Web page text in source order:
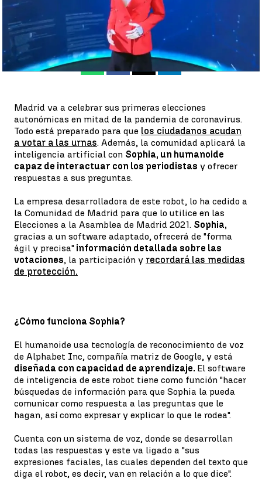
Rosario Miñano
Publicado:
03 de mayo de 2021, 17:47
Whatsapp
Facebook
X Linkedin
Madrid va a celebrar sus primeras elecciones
autonómicas en mitad de la pandemia de coronavirus.
Todo está preparado para que los ciudadanos acudan
a votar a las urnas. Además, la comunidad aplicará la
inteligencia artificial con Sophia, un humanoide
capaz de interactuar con los periodistas y ofrecer
respuestas a sus preguntas.
La empresa desarrolladora de este robot, lo ha cedido a
la Comunidad de Madrid para que lo utilice en las
Elecciones a la Asamblea de Madrid 2021. Sophia,
gracias a un software adaptado, ofrecerá de "forma
ágil y precisa" información detallada sobre las
votaciones, la participación y recordará las medidas
de protección.
¿Cómo funciona Sophia?
El humanoide usa tecnología de reconocimiento de voz
de Alphabet Inc, compañía matriz de Google, y está
diseñada con capacidad de aprendizaje. El software
de inteligencia de este robot tiene como función "hacer
búsquedas de información para que Sophia la pueda
comunicar como respuesta a las preguntas que le
hagan, así como expresar y explicar lo que le rodea".
Cuenta con un sistema de voz, donde se desarrollan
todas las respuestas y este va ligado a "sus
expresiones faciales, las cuales dependen del texto que
diga el robot, es decir, van en relación a lo que dice".